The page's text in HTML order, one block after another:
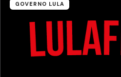
GOVERNO LULA